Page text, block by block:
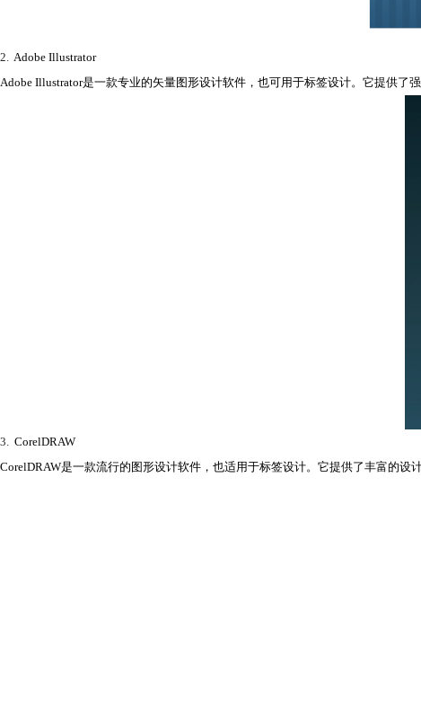
2. Adobe Illustrator
Adobe Illustrator是一款专业的矢量图形设计软件，也可用于标签设计。它提供
3. CorelDRAW
CorelDRAW是一款流行的图形设计软件，也适用于标签设计。它提供了丰富的